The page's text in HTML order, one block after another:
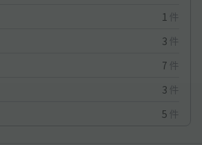
1 件
3 件
7 件
3 件
5 件